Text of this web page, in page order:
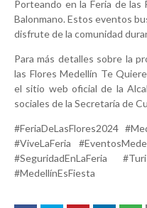
Porteando en la Feria de
Balonmano. Estos eventos
disfrute de la comunidad
Para más detalles sobre la
las Flores Medellín Te
el sitio web oficial de la
sociales de la Secretaría de
#FeriaDeLasFlores2024
#ViveLaFeria
#SeguridadEnLaFeria
#MedellínEsFiesta